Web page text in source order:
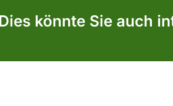
Dies könnte Sie auch